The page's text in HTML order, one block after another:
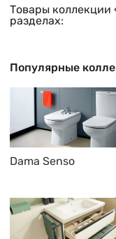
Товары коллекции
разделах:
Популярные
Dama Senso